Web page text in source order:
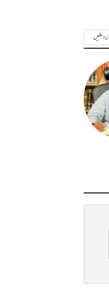
دیکھیں